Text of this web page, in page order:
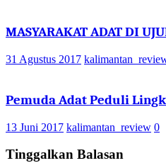
MASYARAKAT ADAT DI
31 Agustus 2017
Pemuda Adat Peduli
13 Juni 2017 kalimantan_review 0
Tinggalkan Balasan